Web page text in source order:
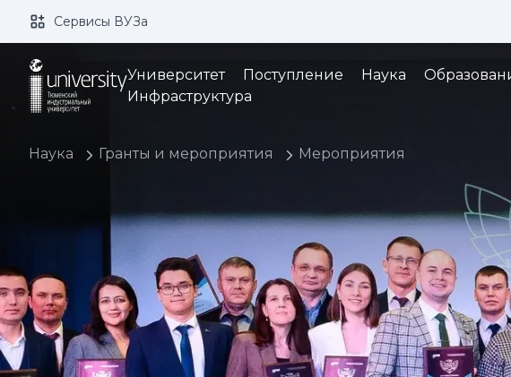
Размер шрифта: Цвет:
Сервисы ВУЗа
Университет Поступление Наука
Инфраструктура
Наука Гранты и мероприятия Мероприятия